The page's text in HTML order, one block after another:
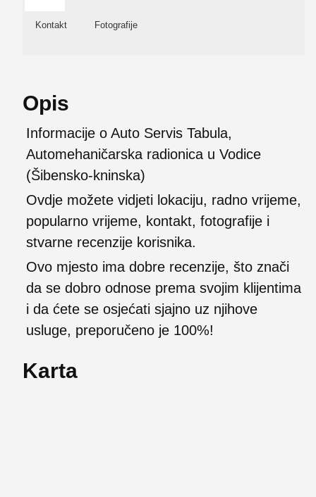
Kontakt Fotografije
Opis
Informacije o Auto Servis Tabula,
Automehaničarska radionica u Vodice
(Šibensko-kninska)
Ovdje možete vidjeti lokaciju, radno vrijeme,
popularno vrijeme, kontakt, fotografije i
stvarne recenzije korisnika.
Ovo mjesto ima dobre recenzije, što znači
da se dobro odnose prema svojim klijentima
i da ćete se osjećati sjajno uz njihove
usluge, preporučeno je 100%!
Karta